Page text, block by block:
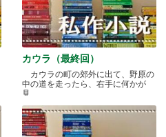
カウラ（最終回）
カウラの町の郊外に出て、野原の
中の道を走ったら、右手に何かが
見.....